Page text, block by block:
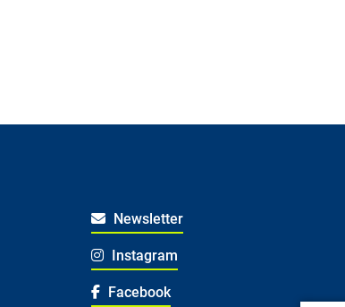
Newsletter
Instagram
Facebook